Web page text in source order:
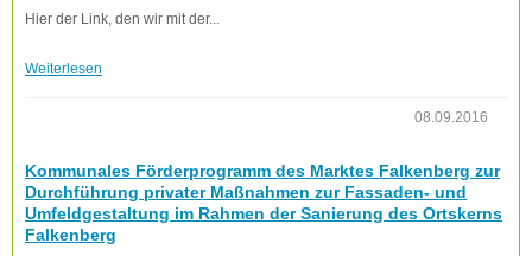
Hier der Link, den wir mit der...
Weiterlesen
08.09.2016
Kommunales Förderprogramm des Marktes Falkenberg zur
Durchführung privater Maßnahmen zur Fassaden- und
Umfeldgestaltung im Rahmen der Sanierung des Ortskerns
Falkenberg